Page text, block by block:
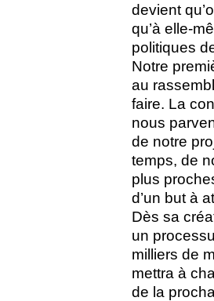
devient
qu’à elle-
politiques
Notre
au
faire. La
nous
de notre
temps, de
plus
d’un but à
Dès sa
un
milliers de
mettra à
de la